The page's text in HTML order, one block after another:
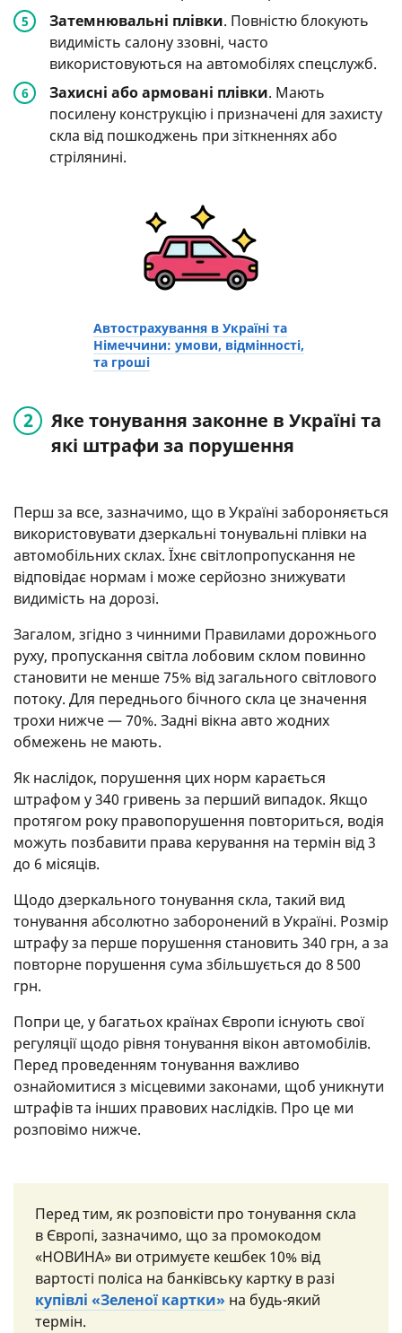
Затемнювальні плівки. Повністю блокують
видимість салону ззовні, часто
використовуються на автомобілях спецслужб.
Захисні або армовані плівки. Мають
посилену конструкцію і призначені для захисту
скла від пошкоджень при зіткненнях або
стрілянині.
Автострахування в Україні та
Німеччини: умови, відмінності,
та гроші
Яке тонування законне в Україні та
які штрафи за порушення
Перш за все, зазначимо, що в Україні забороняється
використовувати дзеркальні тонувальні плівки на
автомобільних склах. Їхнє світлопропускання не
відповідає нормам і може серйозно знижувати
видимість на дорозі.
Загалом, згідно з чинними Правилами дорожнього
руху, пропускання світла лобовим склом повинно
становити не менше 75% від загального світлового
потоку. Для переднього бічного скла це значення
трохи нижче — 70%. Задні вікна авто жодних
обмежень не мають.
Як наслідок, порушення цих норм карається
штрафом у 340 гривень за перший випадок. Якщо
протягом року правопорушення повториться, водія
можуть позбавити права керування на термін від 3
до 6 місяців.
Щодо дзеркального тонування скла, такий вид
тонування абсолютно заборонений в Україні. Розмір
штрафу за перше порушення становить 340 грн, а за
повторне порушення сума збільшується до 8 500
грн.
Попри це, у багатьох країнах Європи існують свої
регуляції щодо рівня тонування вікон автомобілів.
Перед проведенням тонування важливо
ознайомитися з місцевими законами, щоб уникнути
штрафів та інших правових наслідків. Про це ми
розповімо нижче.
Перед тим, як розповісти про тонування скла
в Європі, зазначимо, що за промокодом
«НОВИНА» ви отримуєте кешбек 10% від
вартості поліса на банківську картку в разі
купівлі «Зеленої картки» на будь-який
термін.